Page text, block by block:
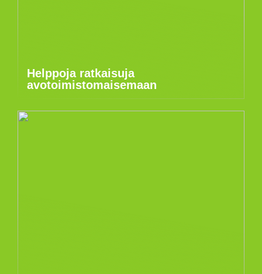
Helppoja ratkaisuja
avotoimistomaisemaan